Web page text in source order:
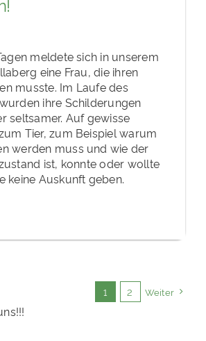
meldete sich in unserem
eine Frau, die ihren
musste. Im Laufe des
ihre Schilderungen
seltsamer. Auf gewisse
Tier, zum Beispiel warum
werden muss und wie der
ist, konnte oder wollte
keine Auskunft geben.
1 2 Weiter